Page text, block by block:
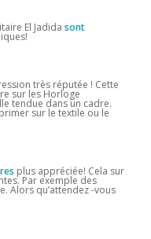
El Jadida sont
très réputée ! Cette
sur les Horloge
tendue dans un cadre.
sur le textile ou le
plus appréciée! Cela sur
Par exemple des
Alors qu’attendez -vous